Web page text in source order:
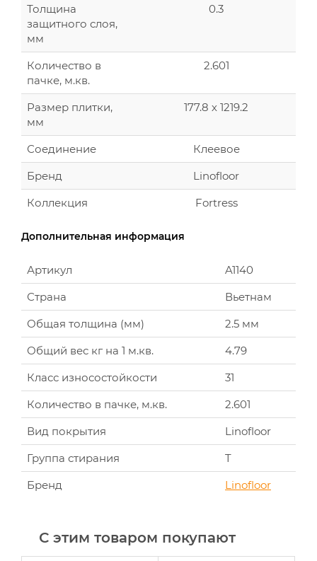
Толщина
защитного слоя,
мм
0.3
Количество в
пачке, м.кв.
2.601
Размер плитки,
мм
177.8 х 1219.2
Соединение
Клеевое
Бренд
Linofloor
Коллекция
Fortress
Дополнительная информация
Артикул
A1140
Страна
Вьетнам
Общая толщина (мм)
2.5 мм
Общий вес кг на 1 м.кв.
4.79
Класс износостойкости
31
Количество в пачке, м.кв.
2.601
Вид покрытия
Linofloor
Группа стирания
T
Бренд
Linofloor
С этим товаром покупают